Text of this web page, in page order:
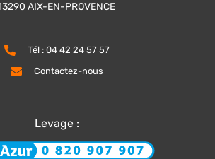
AIX-EN-PROVENCE
Tél : 04 42 24 57 57
Contactez-nous
Levage :